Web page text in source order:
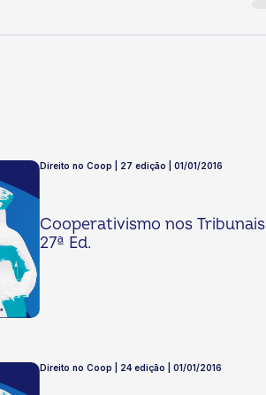
Direito no Coop | 27 edição | 01/01/2016
Cooperativismo nos Tribunais
27ª Ed.
Direito no Coop | 24 edição | 01/01/2016